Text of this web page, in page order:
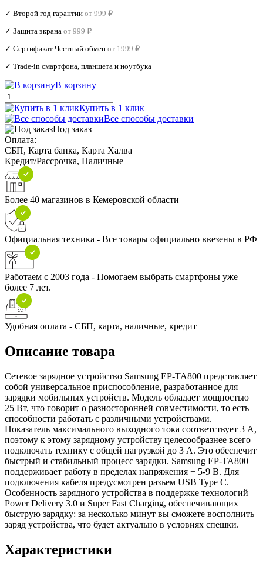
✓ Второй год гарантии от 999 ₽
✓ Защита экрана от 999 ₽
✓ Сертификат Честный обмен от 1999 ₽
✓ Trade‑in смартфона, планшета и ноутбука
В корзину
Купить в 1 клик
Все способы доставки
Под заказ
Оплата:
СБП, Карта банка, Карта Халва
Кредит/Рассрочка, Наличные
Более 40 магазинов в Кемеровской области
Официальная техника - Все товары официально ввезены в РФ
Работаем с 2003 года - Помогаем выбрать смартфоны уже
более 7 лет.
Удобная оплата - СБП, карта, наличные, кредит
Описание товара
Сетевое зарядное устройство Samsung EP-TA800 представляет
собой универсальное приспособление, разработанное для
зарядки мобильных устройств. Модель обладает мощностью
25 Вт, что говорит о разносторонней совместимости, то есть
способности работать с различными устройствами.
Показатель максимального выходного тока соответствует 3 А,
поэтому к этому зарядному устройству целесообразнее всего
подключать технику с общей нагрузкой до 3 А. Это обеспечит
быстрый и стабильный процесс зарядки. Samsung EP-TA800
поддерживает работу в пределах напряжения − 5-9 В. Для
подключения кабеля предусмотрен разъем USB Type C.
Особенность зарядного устройства в поддержке технологий
Power Delivery 3.0 и Super Fast Charging, обеспечивающих
быструю зарядку: за несколько минут вы сможете восполнить
заряд устройства, что будет актуально в условиях спешки.
Характеристики